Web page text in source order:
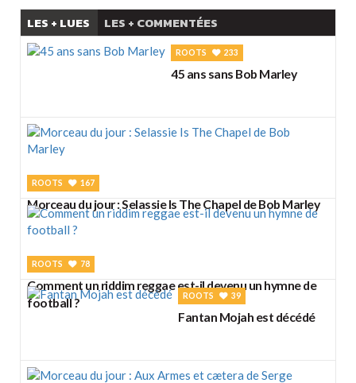
LES + LUES LES + COMMENTÉES
ROOTS 233
45 ans sans Bob Marley
ROOTS 167
Morceau du jour : Selassie Is The Chapel de Bob Marley
ROOTS 78
Comment un riddim reggae est-il devenu un hymne de
football ?
ROOTS 39
Fantan Mojah est décédé